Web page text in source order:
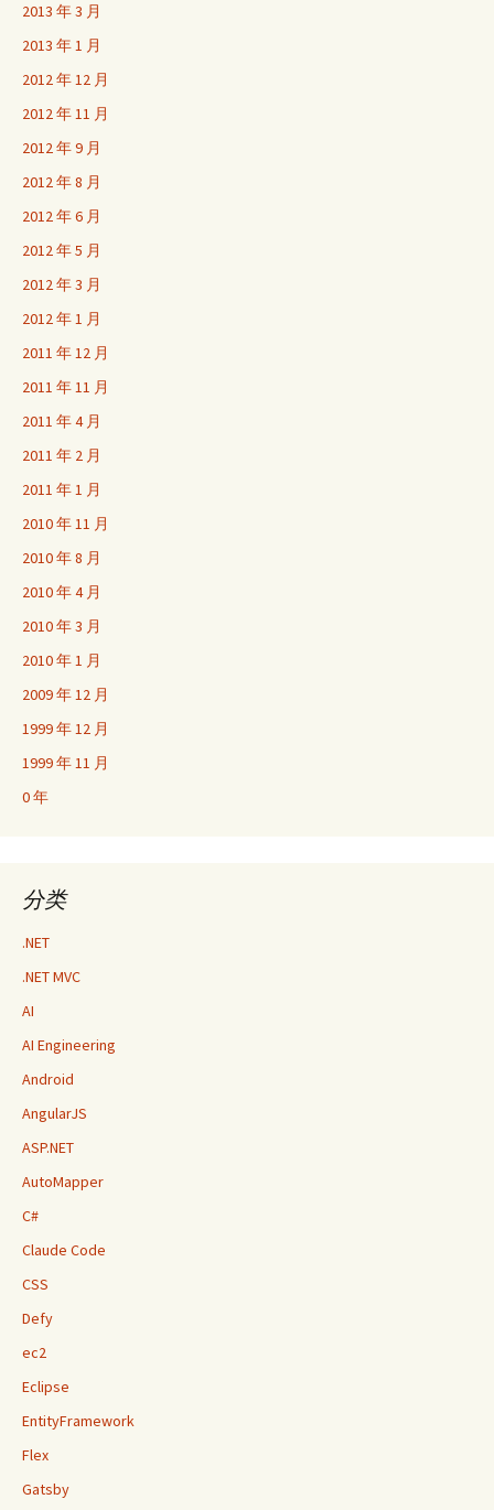
2013 年 3 月
2013 年 1 月
2012 年 12 月
2012 年 11 月
2012 年 9 月
2012 年 8 月
2012 年 6 月
2012 年 5 月
2012 年 3 月
2012 年 1 月
2011 年 12 月
2011 年 11 月
2011 年 4 月
2011 年 2 月
2011 年 1 月
2010 年 11 月
2010 年 8 月
2010 年 4 月
2010 年 3 月
2010 年 1 月
2009 年 12 月
1999 年 12 月
1999 年 11 月
0 年
分类
.NET
.NET MVC
AI
AI Engineering
Android
AngularJS
ASP.NET
AutoMapper
C#
Claude Code
CSS
Defy
ec2
Eclipse
EntityFramework
Flex
Gatsby